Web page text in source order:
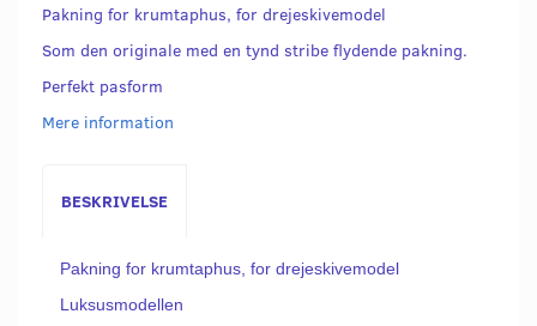
Pakning for krumtaphus, for drejeskivemodel
Som den originale med en tynd stribe flydende pakning.
Perfekt pasform
Mere information
BESKRIVELSE
Pakning for krumtaphus, for drejeskivemodel
Luksusmodellen